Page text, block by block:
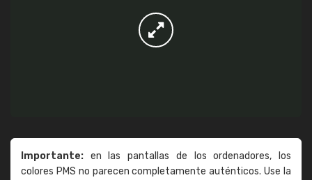
Importante: en las pantallas de los ordenadores, los
colores PMS no parecen completamente auténticos. Use la